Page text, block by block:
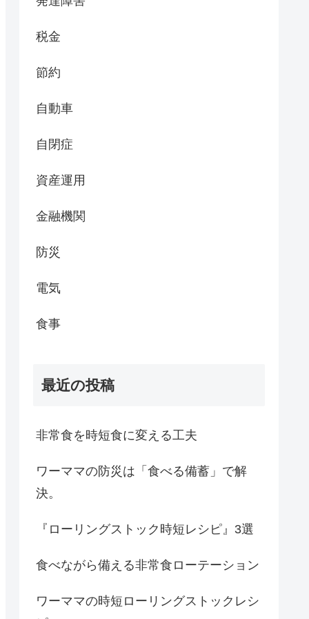
税金
節約
自動車
自閉症
資産運用
金融機関
防災
電気
食事
最近の投稿
非常食を時短食に変える工夫
ワーママの防災は「食べる備蓄」で解
決。
『ローリングストック時短レシピ』3選
食べながら備える非常食ローテーション
ワーママの時短ローリングストックレシ